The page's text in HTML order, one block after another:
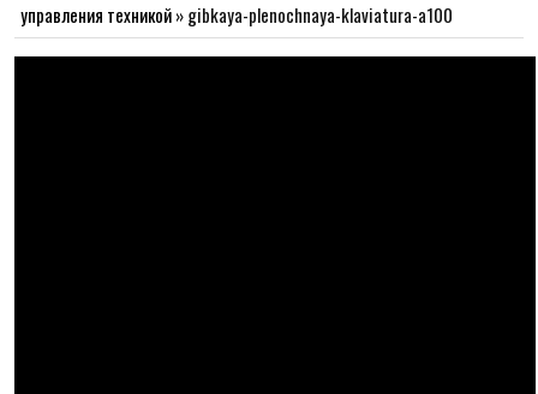
управления техникой»gibkaya-plenochnaya-klaviatura-a100